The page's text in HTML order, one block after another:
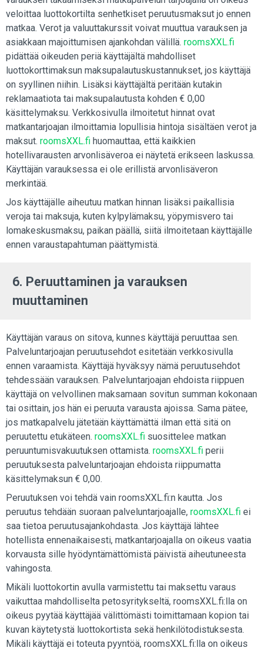
veloittaa luottokortilta senhetkiset peruutusmaksut jo ennen
matkaa. Verot ja valuuttakurssit voivat muuttua varauksen ja
asiakkaan majoittumisen ajankohdan välillä. roomsXXL.fi
pidättää oikeuden periä käyttäjältä mahdolliset
luottokorttimaksun maksupalautuskustannukset, jos käyttäjä
on syyllinen niihin. Lisäksi käyttäjältä peritään kutakin
reklamaatiota tai maksupalautusta kohden € 0,00
käsittelymaksu. Verkkosivulla ilmoitetut hinnat ovat
matkantarjoajan ilmoittamia lopullisia hintoja sisältäen verot ja
maksut. roomsXXL.fi huomauttaa, että kaikkien
hotellivarausten arvonlisäveroa ei näytetä erikseen laskussa.
Käyttäjän varauksessa ei ole erillistä arvonlisäveron
merkintää.
Jos käyttäjälle aiheutuu matkan hinnan lisäksi paikallisia
veroja tai maksuja, kuten kylpylämaksu, yöpymisvero tai
lomakeskusmaksu, paikan päällä, siitä ilmoitetaan käyttäjälle
ennen varaustapahtuman päättymistä.
6. Peruuttaminen ja varauksen
muuttaminen
Käyttäjän varaus on sitova, kunnes käyttäjä peruuttaa sen.
Palveluntarjoajan peruutusehdot esitetään verkkosivulla
ennen varaamista. Käyttäjä hyväksyy nämä peruutusehdot
tehdessään varauksen. Palveluntarjoajan ehdoista riippuen
käyttäjä on velvollinen maksamaan sovitun summan kokonaan
tai osittain, jos hän ei peruuta varausta ajoissa. Sama pätee,
jos matkapalvelu jätetään käyttämättä ilman että sitä on
peruutettu etukäteen. roomsXXL.fi suosittelee matkan
peruuntumisvakuutuksen ottamista. roomsXXL.fi perii
peruutuksesta palveluntarjoajan ehdoista riippumatta
käsittelymaksun € 0,00.
Peruutuksen voi tehdä vain roomsXXL.fi:n kautta. Jos
peruutus tehdään suoraan palveluntarjoajalle, roomsXXL.fi ei
saa tietoa peruutusajankohdasta. Jos käyttäjä lähtee
hotellista ennenaikaisesti, matkantarjoajalla on oikeus vaatia
korvausta sille hyödyntämättömistä päivistä aiheutuneesta
vahingosta.
Mikäli luottokortin avulla varmistettu tai maksettu varaus
vaikuttaa mahdolliselta petosyritykseltä, roomsXXL.fi:lla on
oikeus pyytää käyttäjää välittömästi toimittamaan kopion tai
kuvan käytetystä luottokortista sekä henkilötodistuksesta.
Mikäli käyttäjä ei toteuta pyyntöä, roomsXXL.fi:lla on oikeus